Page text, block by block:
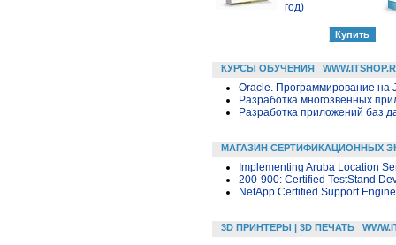
год)
КУРСЫ ОБУЧЕНИЯ
Oracle. Программирование на
Разработка многозвенных
Разработка приложений баз
МАГАЗИН СЕРТИФИКАЦИОННЫХ
Implementing Aruba Location
200-900: Certified TestStand
NetApp Certified Support
3D ПРИНТЕРЫ | 3D ПЕЧАТЬ